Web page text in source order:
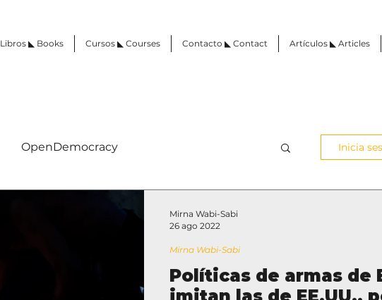
Libros ◣ Books Cursos ◣ Courses Contacto ◣ Contact Artículos ◣ Articles
OpenDemocracy Inicia
Políticas de armas de
Mirna Wabi-Sabi
Mirna Wabi-Sabi
26 ago 2022